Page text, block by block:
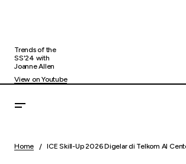
Trends of the
SS'24 with
Joanne Allen
View on Youtube
Api.co.id Sukses Akuisisi 100 Perusahaan
Home ICE Skill-Up 2026 Digelar di Telkom AI